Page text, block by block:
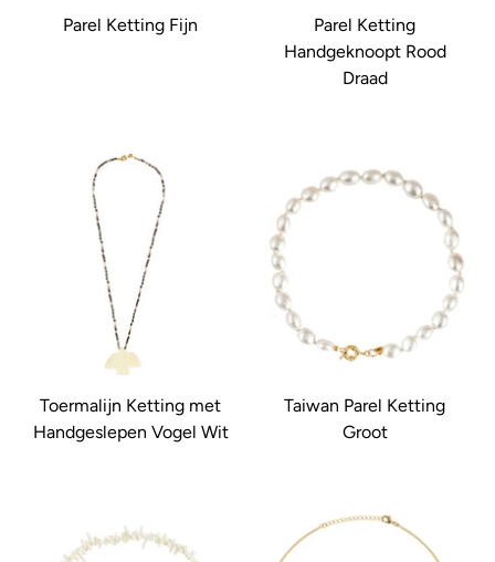
Parel Ketting Fijn
Parel Ketting
Handgeknoopt Rood
Draad
Toermalijn Ketting met
Handgeslepen Vogel Wit
Taiwan Parel Ketting
Groot